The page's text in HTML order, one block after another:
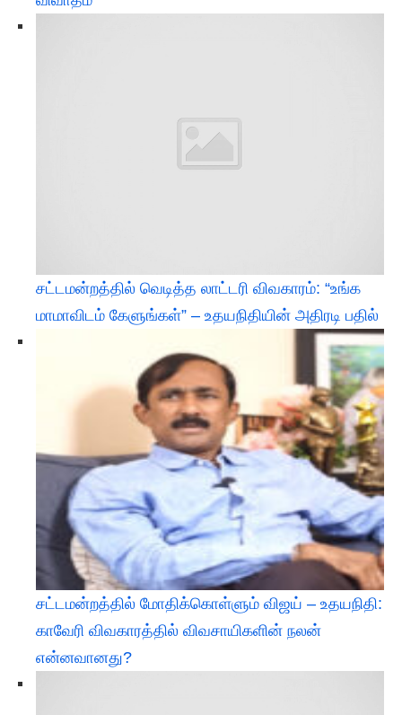
சட்டமன்றத்தில் வெடித்த லாட்டரி விவகாரம்: “உங்க
மாமாவிடம் கேளுங்கள்” – உதயநிதியின் அதிரடி பதில்
சட்டமன்றத்தில் மோதிக்கொள்ளும் விஜய் – உதயநிதி:
காவேரி விவகாரத்தில் விவசாயிகளின் நலன்
என்னவானது?